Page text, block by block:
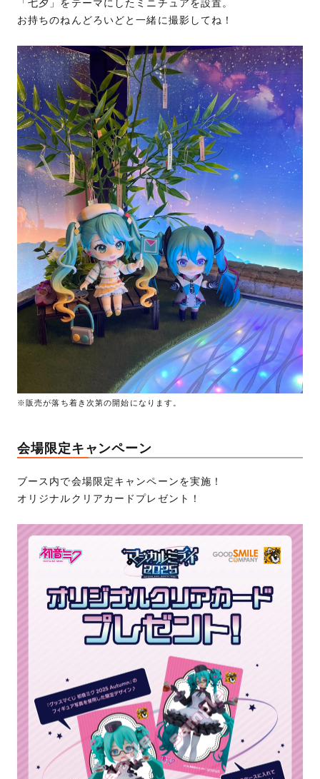
「七夕」をテーマにしたミニチュアを設置。
お持ちのねんどろいどと一緒に撮影してね！
※販売が落ち着き次第の開始になります。
会場限定キャンペーン
ブース内で会場限定キャンペーンを実施！
オリジナルクリアカードプレゼント！